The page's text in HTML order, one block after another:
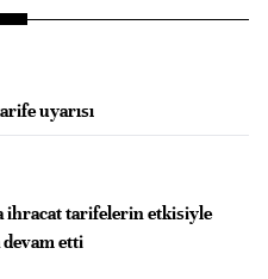
uyarısı
ihracat tarifelerin etkisiyle
etti